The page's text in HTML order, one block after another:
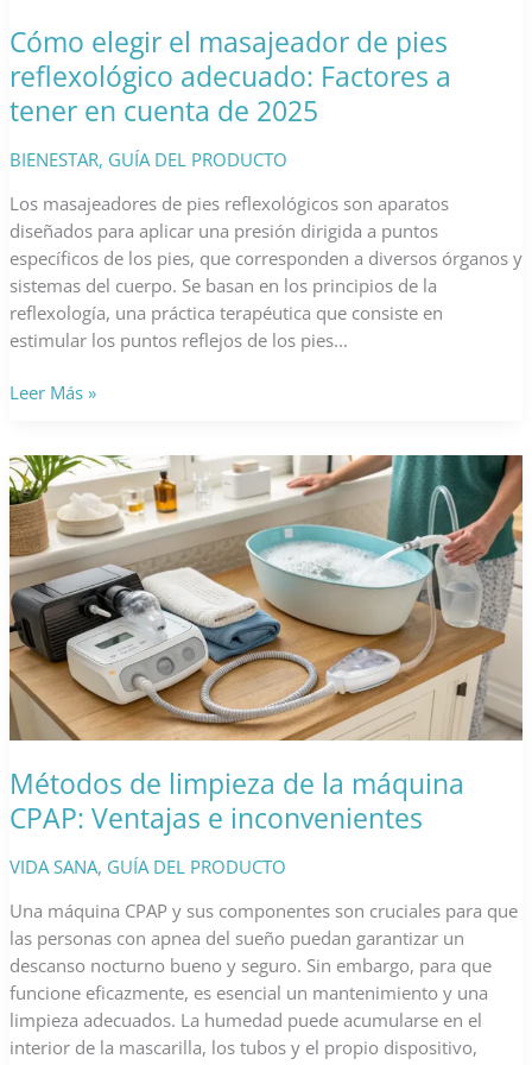
y
la
salud
Cómo elegir el masajeador de pies
reflexológico adecuado: Factores a
tener en cuenta de 2025
BIENESTAR, GUÍA DEL PRODUCTO
Los masajeadores de pies reflexológicos son aparatos
diseñados para aplicar una presión dirigida a puntos
específicos de los pies, que corresponden a diversos órganos y
sistemas del cuerpo. Se basan en los principios de la
reflexología, una práctica terapéutica que consiste en
estimular los puntos reflejos de los pies...
Cómo
masajeador
de
pies
reflexológico
adecuado:
Factores
a
tener
en
cuenta
de
2025
Leer Más »
Métodos de limpieza de la máquina
CPAP: Ventajas e inconvenientes
VIDA SANA, GUÍA DEL PRODUCTO
Una máquina CPAP y sus componentes son cruciales para que
las personas con apnea del sueño puedan garantizar un
descanso nocturno bueno y seguro. Sin embargo, para que
funcione eficazmente, es esencial un mantenimiento y una
limpieza adecuados. La humedad puede acumularse en el
interior de la mascarilla, los tubos y el propio dispositivo,